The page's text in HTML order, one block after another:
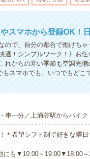
スマホから登録OK！
ので、自分の都合で働けち
適！シンプルワーク！》お
れからの寒い季節も空調完
もスマホでも、いつでもど
車---分／上涌谷駅からバイ
＊希望シフト制で好きな曜日
にも▼10:00～19:00▼18:00